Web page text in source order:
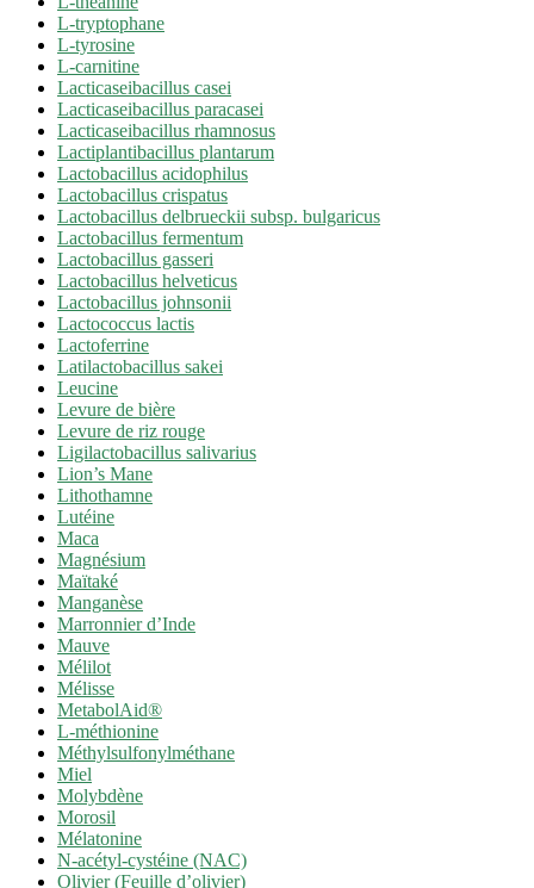
L-tryptophane
L-tyrosine
L-carnitine
Lacticaseibacillus casei
Lacticaseibacillus paracasei
Lacticaseibacillus rhamnosus
Lactiplantibacillus plantarum
Lactobacillus acidophilus
Lactobacillus crispatus
Lactobacillus delbrueckii subsp. bulgaricus
Lactobacillus fermentum
Lactobacillus gasseri
Lactobacillus helveticus
Lactobacillus johnsonii
Lactococcus lactis
Lactoferrine
Latilactobacillus sakei
Leucine
Levure de bière
Levure de riz rouge
Ligilactobacillus salivarius
Lion’s Mane
Lithothamne
Lutéine
Maca
Magnésium
Maïtaké
Manganèse
Marronnier d’Inde
Mauve
Mélilot
Mélisse
MetabolAid®
L-méthionine
Méthylsulfonylméthane
Miel
Molybdène
Morosil
Mélatonine
N-acétyl-cystéine (NAC)
Olivier (Feuille d’olivier)